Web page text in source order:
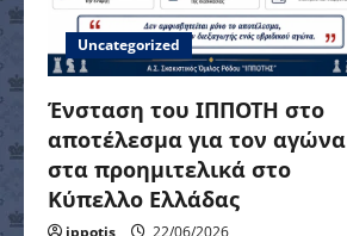
i
o
n
Uncategorized
Ένσταση του ΙΠΠΟΤΗ στο
αποτέλεσμα για τον αγώνα
στα προημιτελικά στο
Κύπελλο Ελλάδας
ippotis 22/06/2026